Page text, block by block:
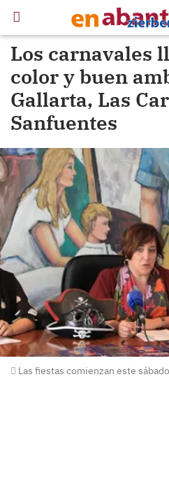
Los carnavales
color y buen
Gallarta, Las
Sanfuentes
Las fiestas comienzan este